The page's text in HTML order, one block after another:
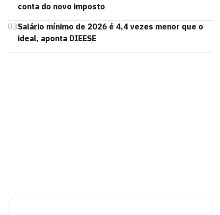
conta do novo imposto
03Salário mínimo de 2026 é 4,4 vezes menor que o
ideal, aponta DIEESE